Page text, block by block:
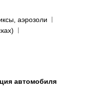
аэрозоли
автомобиля